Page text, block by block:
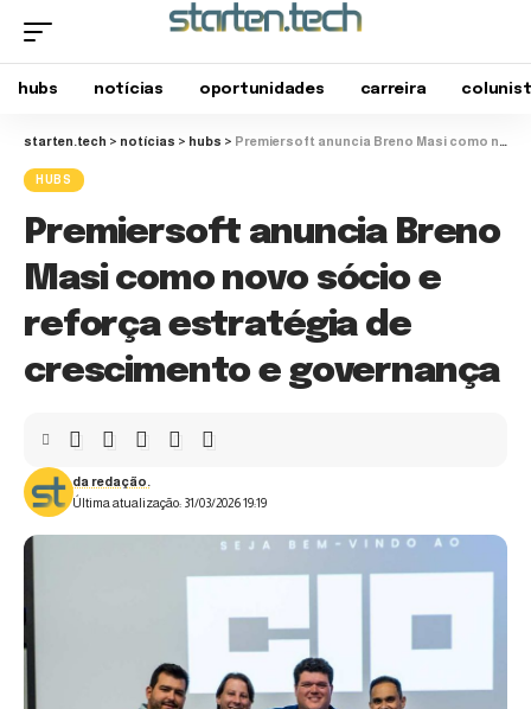
hubs notícias oportunidades carreira
starten.tech > notícias > hubs > Premiersoft anuncia Breno Masi como novo sócio e reforça estratégia de crescimento e governança
HUBS
Premiersoft anuncia Breno
Masi como novo sócio e
reforça estratégia de
crescimento e governança
Última atualização: 31/03/2026 19:19
da redação.